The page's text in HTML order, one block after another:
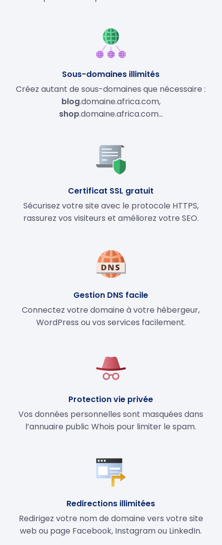
Sous-domaines illimités
Créez autant de sous-domaines que nécessaire :
blog.domaine.africa.com,
shop.domaine.africa.com…
Certificat SSL gratuit
Sécurisez votre site avec le protocole HTTPS,
rassurez vos visiteurs et améliorez votre SEO.
Gestion DNS facile
Connectez votre domaine à votre hébergeur,
WordPress ou vos services facilement.
Protection vie privée
Vos données personnelles sont masquées dans
l’annuaire public Whois pour limiter le spam.
Redirections illimitées
Redirigez votre nom de domaine vers votre site
web ou page Facebook, Instagram ou LinkedIn.